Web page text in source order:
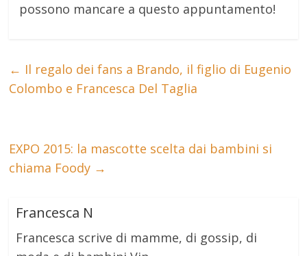
possono mancare a questo appuntamento!
← Il regalo dei fans a Brando, il figlio di Eugenio
Colombo e Francesca Del Taglia
EXPO 2015: la mascotte scelta dai bambini si
chiama Foody →
Francesca N
Francesca scrive di mamme, di gossip, di